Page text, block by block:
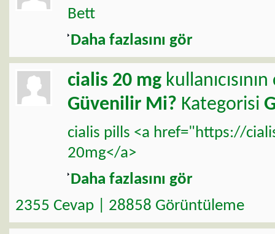
Bett
Daha fazlasını gör
cialis 20 mg
Güvenilir Mi? Kategorisi
cialis pills <a href="https://
20mg</a>
Daha fazlasını gör
2355 Cevap | 28858 Görüntüleme